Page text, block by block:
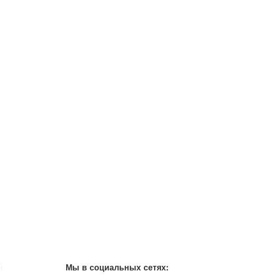
Мы в социальных сетях: